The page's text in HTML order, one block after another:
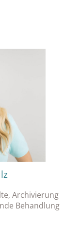
Archivierung
Behandlung